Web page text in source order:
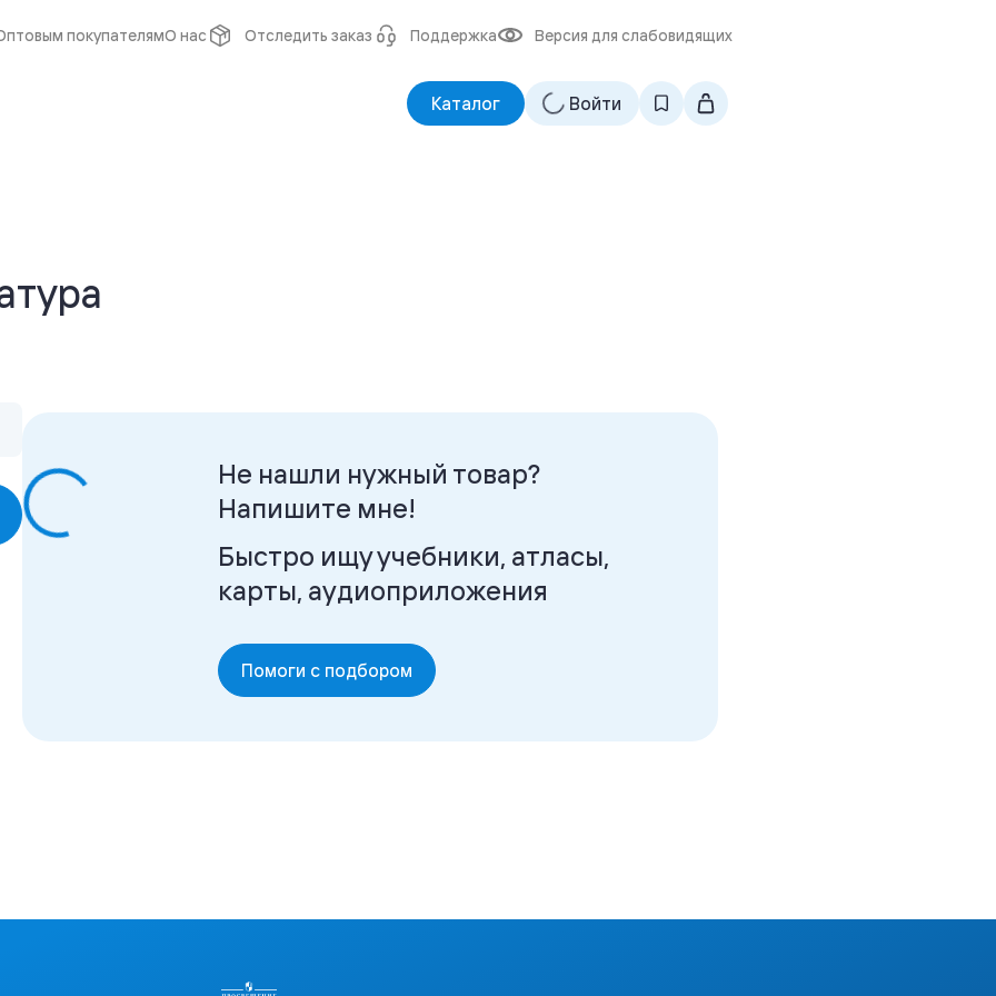
покупателямО нас Отследить заказ Поддержка Версия для слабовидящих
Каталог Войти
Не нашли нужный товар?
Напишите мне!
Быстро ищу учебники, атласы,
карты, аудиоприложения
Помоги с подбором